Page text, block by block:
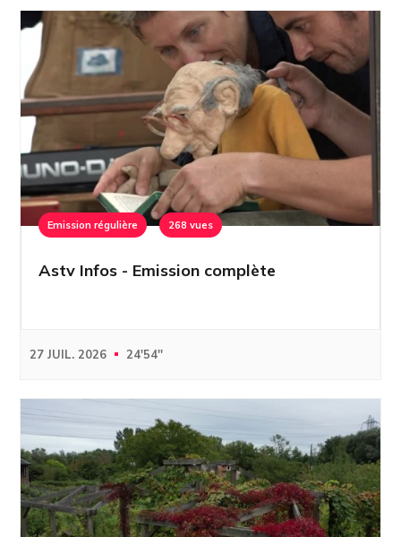
Emission régulière 268 vues
Astv Infos - Emission complète
27 JUIL. 2026 24'54''